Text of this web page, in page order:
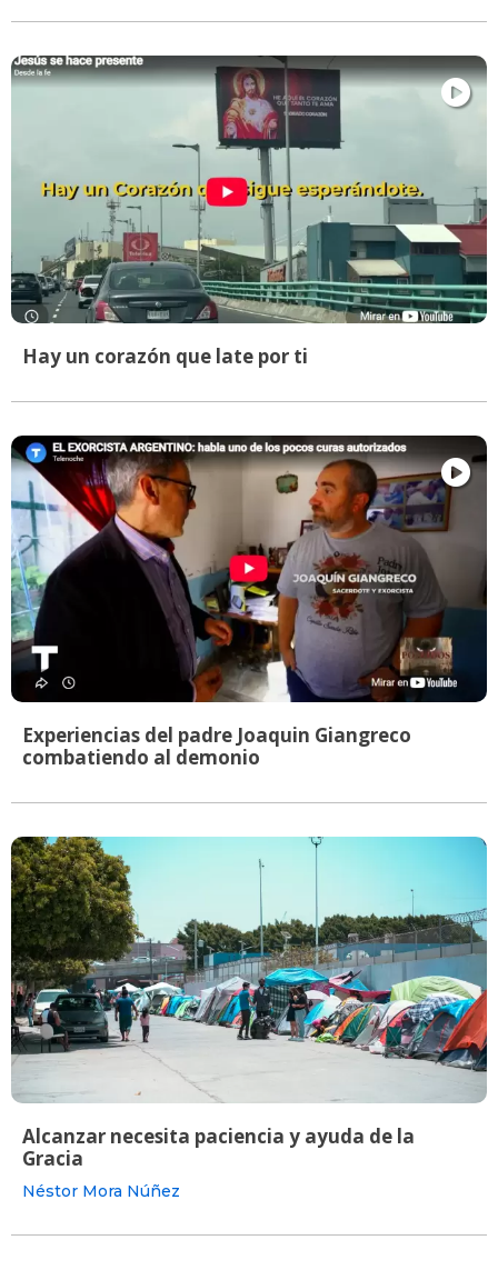
Hay un corazón que late por ti
Experiencias del padre Joaquin Giangreco
combatiendo al demonio
Alcanzar necesita paciencia y ayuda de la
Gracia
Néstor Mora Núñez